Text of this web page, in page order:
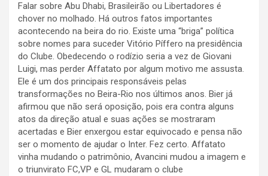
Falar sobre Abu Dhabi, Brasileirão ou Libertadores é
chover no molhado. Há outros fatos importantes
acontecendo na beira do rio. Existe uma “briga” política
sobre nomes para suceder Vitório Píffero na presidência
do Clube. Obedecendo o rodízio seria a vez de Giovani
Luigi, mas perder Affatato por algum motivo me assusta.
Ele é um dos principais responsáveis pelas
transformações no Beira-Rio nos últimos anos. Bier já
afirmou que não será oposição, pois era contra alguns
atos da direção atual e suas ações se mostraram
acertadas e Bier enxergou estar equivocado e pensa não
ser o momento de ajudar o Inter. Fez certo. Affatato
vinha mudando o patrimônio, Avancini mudou a imagem e
o triunvirato FC,VP e GL mudaram o clube